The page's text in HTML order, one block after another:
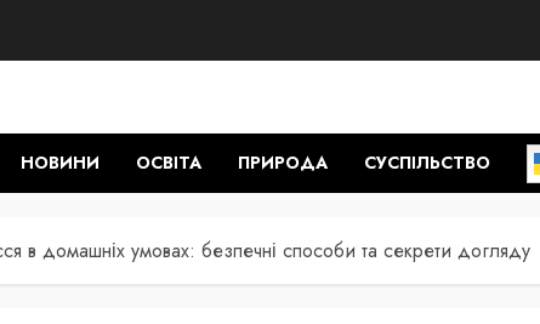
НОВИНИ ОСВІТА ПРИРОДА СУСПІЛЬСТВО
в домашніх умовах: безпечні способи та секрети догляду